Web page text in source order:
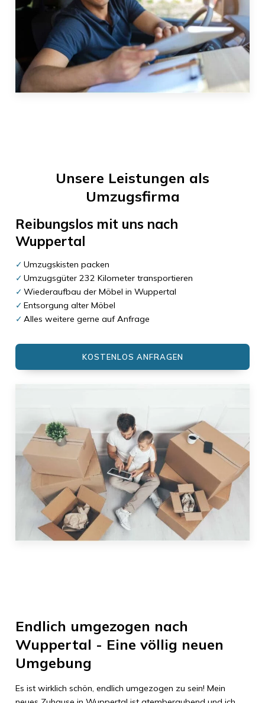
Unsere Leistungen als
Umzugsfirma
Reibungslos mit uns nach
Wuppertal
Umzugskisten packen
Umzugsgüter 232 Kilometer transportieren
Wiederaufbau der Möbel in Wuppertal
Entsorgung alter Möbel
Alles weitere gerne auf Anfrage
KOSTENLOS ANFRAGEN
Endlich umgezogen nach
Wuppertal - Eine völlig neuen
Umgebung
Es ist wirklich schön, endlich umgezogen zu sein! Mein